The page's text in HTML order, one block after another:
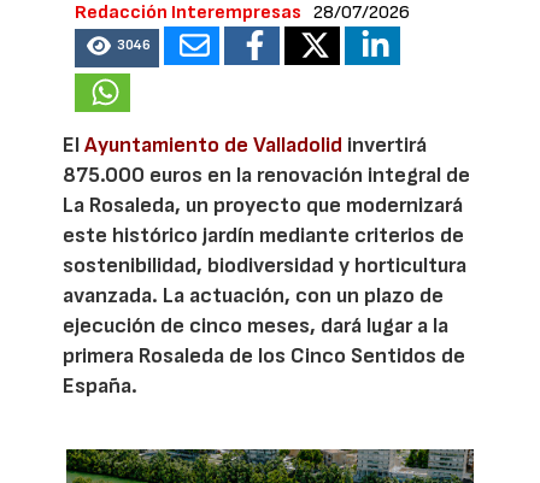
Redacción Interempresas 28/07/2026
3046
ElAyuntamiento de Valladolid invertirá
875.000 euros en la renovación integral de
La Rosaleda, un proyecto que modernizará
este histórico jardín mediante criterios de
sostenibilidad, biodiversidad y horticultura
avanzada. La actuación, con un plazo de
ejecución de cinco meses, dará lugar a la
primera Rosaleda de los Cinco Sentidos de
España.